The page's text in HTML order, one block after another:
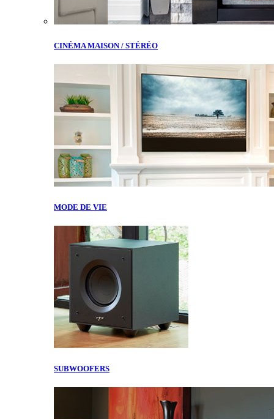
CINÉMA MAISON / STÉRÉO
MODE DE VIE
SUBWOOFERS